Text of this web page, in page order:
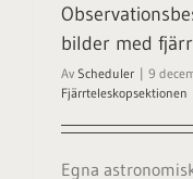
bilder med
Av Scheduler | 9
Fjärrteleskopsektionen
Egna